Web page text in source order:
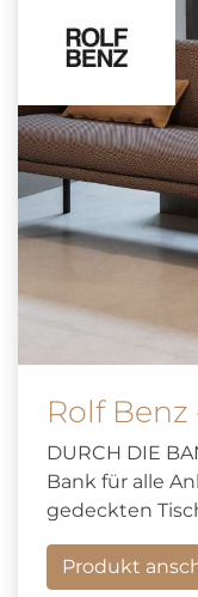
Rolf Benz
DURCH DIE
Bank für alle
gedeckten
Produkt